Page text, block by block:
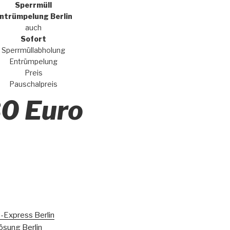
Sperrmüll
Berlin
auch
Sofort
Sperrmüllabholung
Entrümpelung
Preis
Pauschalpreis
Euro
Express Berlin
Berlin